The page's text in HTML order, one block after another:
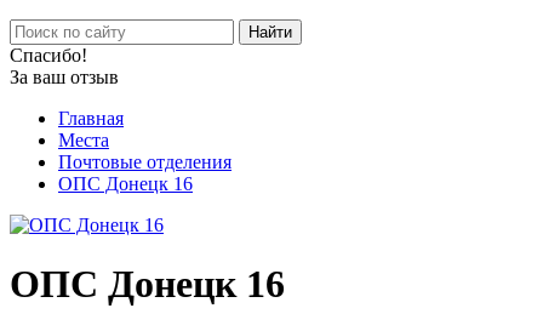
Найти
Спасибо!
За ваш отзыв
Главная
Места
Почтовые отделения
ОПС Донецк 16
ОПС Донецк 16